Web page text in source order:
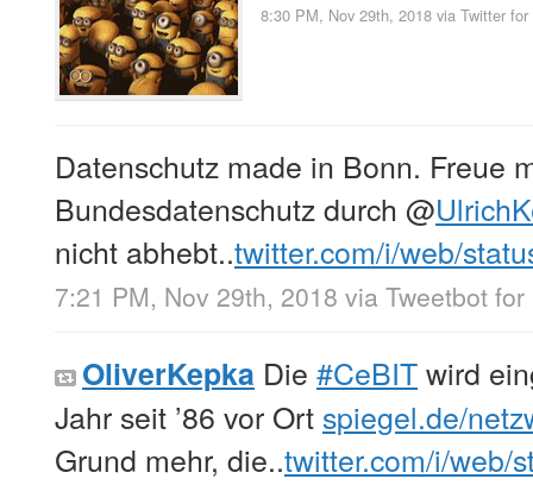
8:30 PM, Nov 29th, 2018 via Twitter
Datenschutz made in Bonn. Freue
Bundesdatenschutz durch @
nicht abhebt..twitter.com/i/web/
7:21 PM, Nov 29th, 2018 via Tweetbot
OliverKepka Die #CeBITwird
Jahr seit ’86 vor Ort spiegel.de/
Grund mehr, die..twitter.com/i/web/